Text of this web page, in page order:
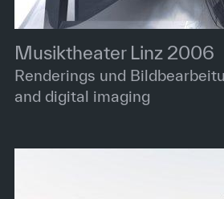
Musiktheater Linz 2006
Renderings und
and digital imaging